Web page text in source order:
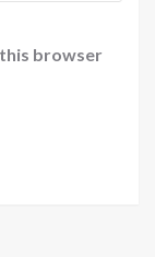
browser